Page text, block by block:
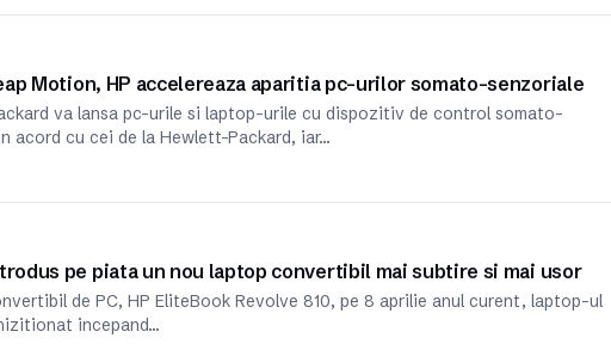
Motion, HP accelereaza aparitia pc-urilor somato-senzoriale
va lansa pc-urile si laptop-urile cu dispozitiv de control somato-
acord cu cei de la Hewlett-Packard, iar…
pe piata un nou laptop convertibil mai subtire si mai usor
de PC, HP EliteBook Revolve 810, pe 8 aprilie anul curent, laptop-ul
incepand…